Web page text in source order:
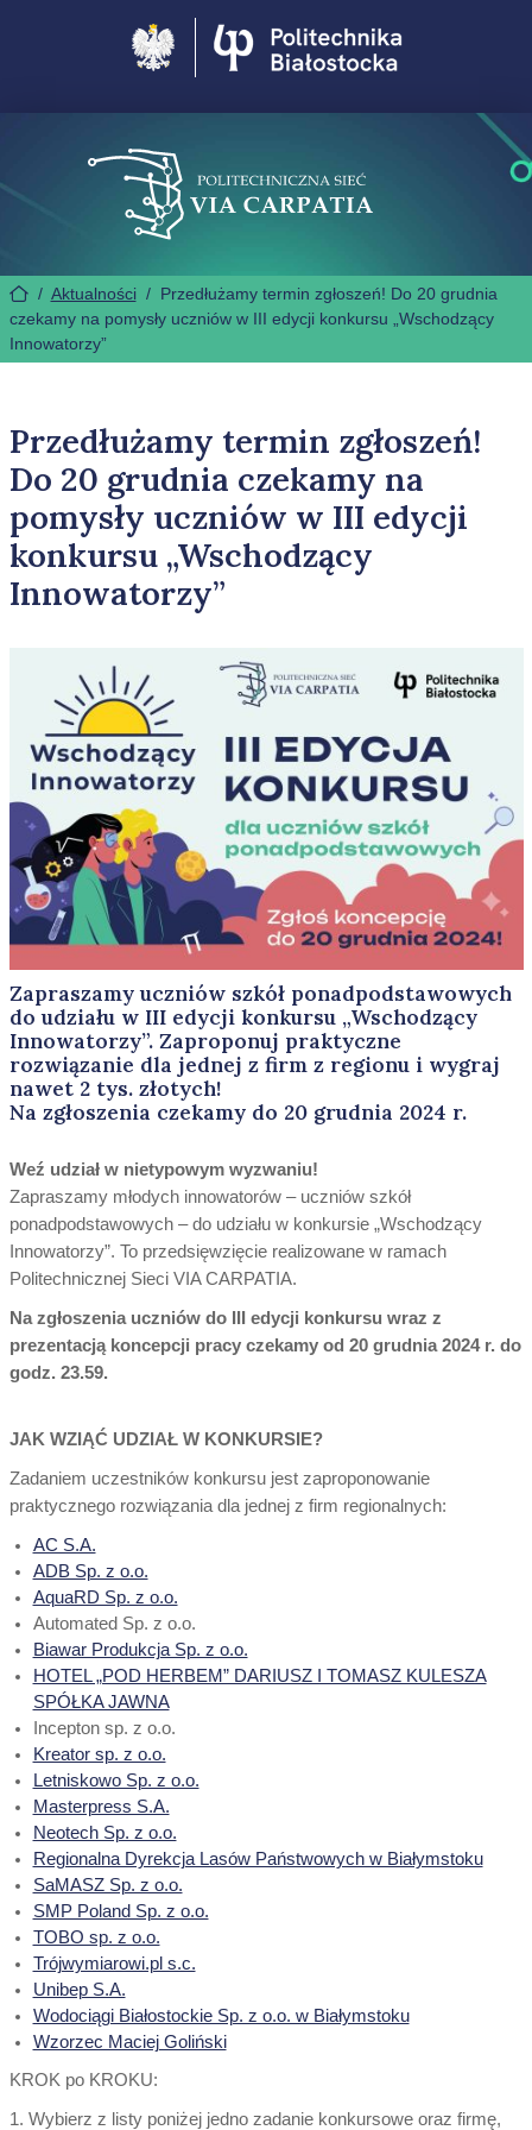
/ Aktualności/ Przedłużamy termin zgłoszeń! Do 20 grudnia
czekamy na pomysły uczniów w III edycji konkursu „Wschodzący
Innowatorzy”
Przedłużamy termin zgłoszeń!
Do 20 grudnia czekamy na
pomysły uczniów w III edycji
konkursu „Wschodzący
Innowatorzy”
Zapraszamy uczniów szkół ponadpodstawowych
do udziału w III edycji konkursu „Wschodzący
Innowatorzy”. Zaproponuj praktyczne
rozwiązanie dla jednej z firm z regionu i wygraj
nawet 2 tys. złotych!
Na zgłoszenia czekamy do 20 grudnia 2024 r.
Weź udział w nietypowym wyzwaniu!
Zapraszamy młodych innowatorów – uczniów szkół
ponadpodstawowych – do udziału w konkursie „Wschodzący
Innowatorzy”. To przedsięwzięcie realizowane w ramach
Politechnicznej Sieci VIA CARPATIA.
Na zgłoszenia uczniów do III edycji konkursu wraz z
prezentacją koncepcji pracy czekamy od 20 grudnia 2024 r. do
godz. 23.59.
JAK WZIĄĆ UDZIAŁ W KONKURSIE?
Zadaniem uczestników konkursu jest zaproponowanie
praktycznego rozwiązania dla jednej z firm regionalnych:
AC S.A.
ADB Sp. z o.o.
AquaRD Sp. z o.o.
Automated Sp. z o.o.
Biawar Produkcja Sp. z o.o.
HOTEL „POD HERBEM” DARIUSZ I TOMASZ KULESZA
SPÓŁKA JAWNA
Incepton sp. z o.o.
Kreator sp. z o.o.
Letniskowo Sp. z o.o.
Masterpress S.A.
Neotech Sp. z o.o.
Regionalna Dyrekcja Lasów Państwowych w Białymstoku
SaMASZ Sp. z o.o.
SMP Poland Sp. z o.o.
TOBO sp. z o.o.
Trójwymiarowi.pl s.c.
Unibep S.A.
Wodociągi Białostockie Sp. z o.o. w Białymstoku
Wzorzec Maciej Goliński
KROK po KROKU:
1. Wybierz z listy poniżej jedno zadanie konkursowe oraz firmę,